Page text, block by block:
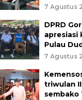
7 Agustus
DPRD
apresiasi
Pulau
7 Agustus
triwulan
sembako